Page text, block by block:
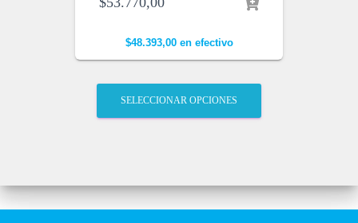
$48.393,00en efectivo
SELECCIONAR OPCIONES